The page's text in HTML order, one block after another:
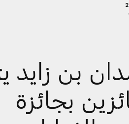
بن زايد
بجائزة